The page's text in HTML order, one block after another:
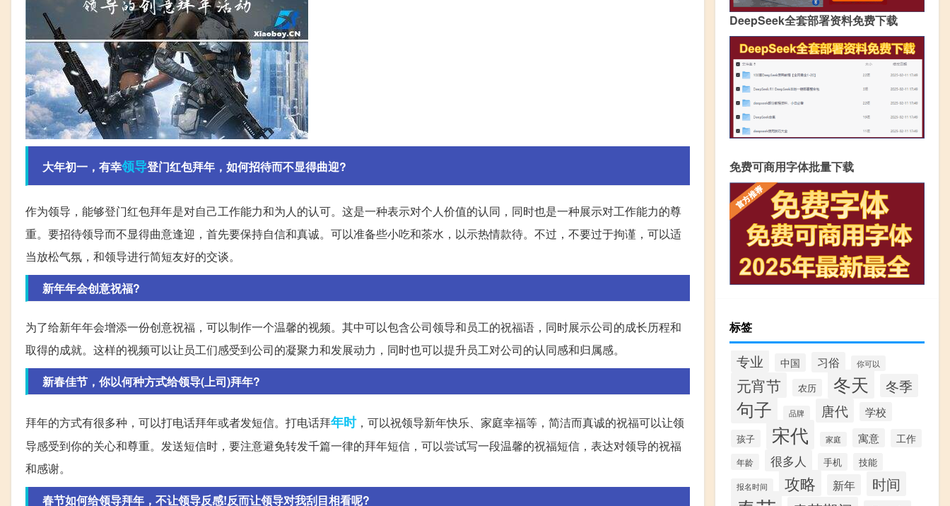
大年初一，有幸领导登门红包拜年，如何招待而不显得曲迎?
作为领导，能够登门红包拜年是对自己工作能力和为人的认可。这是一种表示对个人价值的认同，同时也是一种展示对工作能力的尊
重。要招待领导而不显得曲意逢迎，首先要保持自信和真诚。可以准备些小吃和茶水，以示热情款待。不过，不要过于拘谨，可以适
当放松气氛，和领导进行简短友好的交谈。
新年年会创意祝福?
为了给新年年会增添一份创意祝福，可以制作一个温馨的视频。其中可以包含公司领导和员工的祝福语，同时展示公司的成长历程和
取得的成就。这样的视频可以让员工们感受到公司的凝聚力和发展动力，同时也可以提升员工对公司的认同感和归属感。
新春佳节，你以何种方式给领导(上司)拜年?
拜年的方式有很多种，可以打电话拜年或者发短信。打电话拜年时，可以祝领导新年快乐、家庭幸福等，简洁而真诚的祝福可以让领
导感受到你的关心和尊重。发送短信时，要注意避免转发千篇一律的拜年短信，可以尝试写一段温馨的祝福短信，表达对领导的祝福
和感谢。
春节如何给领导拜年，不让领导反感!反而让领导对我刮目相看呢?
DeepSeek全套部署资料免费下载
免费可商用字体批量下载
标签
专业 中国 习俗 你可以
元宵节 农历 冬天 冬季
句子 品牌 唐代 学校
孩子 宋代 家庭 寓意 工作
年龄 很多人 手机 技能
报名时间 攻略 新年 时间